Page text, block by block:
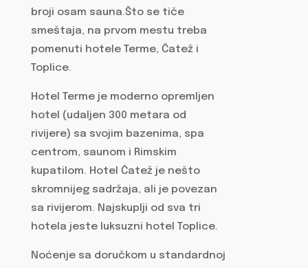
broji osam sauna.Što se tiče
smeštaja, na prvom mestu treba
pomenuti hotele Terme, Čatež i
Toplice.
Hotel Terme je moderno opremljen
hotel (udaljen 300 metara od
rivijere) sa svojim bazenima, spa
centrom, saunom i Rimskim
kupatilom. Hotel Čatež je nešto
skromnijeg sadržaja, ali je povezan
sa rivijerom. Najskuplji od sva tri
hotela jeste luksuzni hotel Toplice.
Noćenje sa doručkom u standardnoj